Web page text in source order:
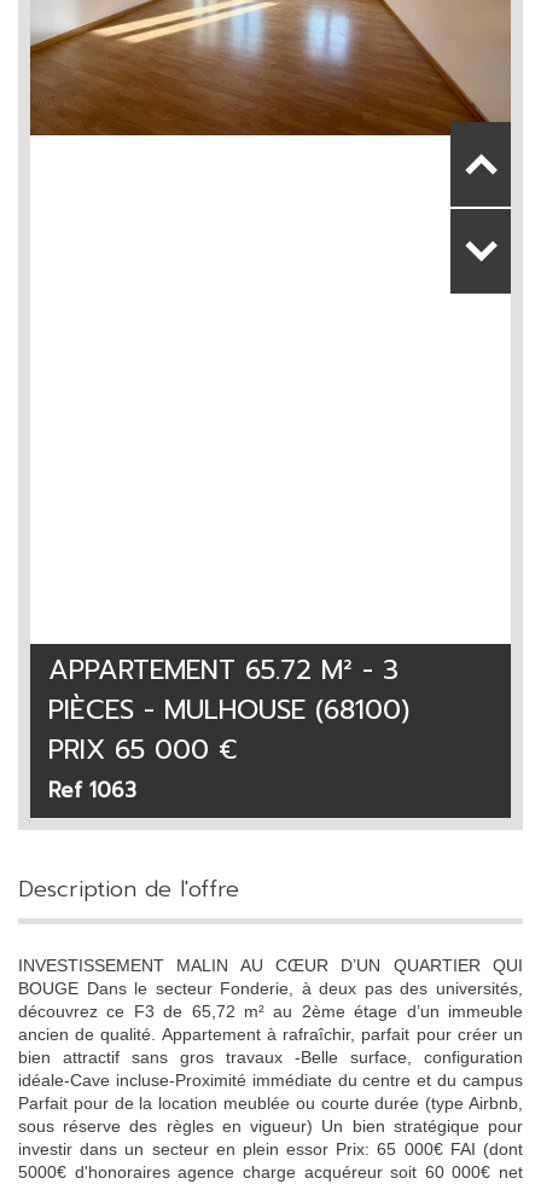
APPARTEMENT 65.72 M² - 3
PIÈCES - MULHOUSE (68100)
PRIX 65 000 €
Ref 1063
description de l'offre
INVESTISSEMENT MALIN AU CŒUR D’UN QUARTIER QUI
BOUGE Dans le secteur Fonderie, à deux pas des universités,
découvrez ce F3 de 65,72 m² au 2ème étage d’un immeuble
ancien de qualité. Appartement à rafraîchir, parfait pour créer un
bien attractif sans gros travaux -Belle surface, configuration
idéale-Cave incluse-Proximité immédiate du centre et du campus
Parfait pour de la location meublée ou courte durée (type Airbnb,
sous réserve des règles en vigueur) Un bien stratégique pour
investir dans un secteur en plein essor Prix: 65 000€ FAI (dont
5000€ d'honoraires agence charge acquéreur soit 60 000€ net